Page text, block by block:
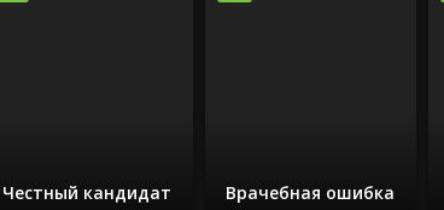
Честный кандидат Врачебная ошибка